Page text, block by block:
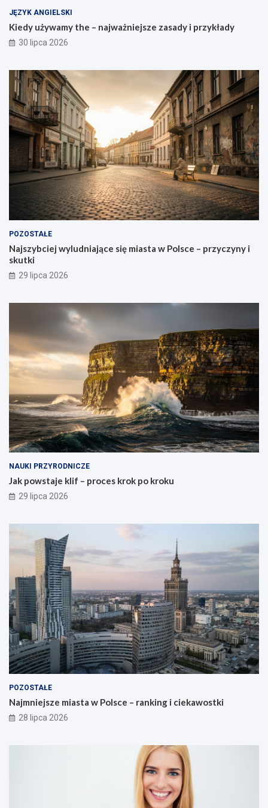
JĘZYK ANGIELSKI
Kiedy używamy the – najważniejsze zasady i przykłady
30 lipca 2026
POZOSTAŁE
Najszybciej wyludniające się miasta w Polsce – przyczyny i
skutki
29 lipca 2026
NAUKI PRZYRODNICZE
Jak powstaje klif – proces krok po kroku
29 lipca 2026
POZOSTAŁE
Najmniejsze miasta w Polsce – ranking i ciekawostki
28 lipca 2026